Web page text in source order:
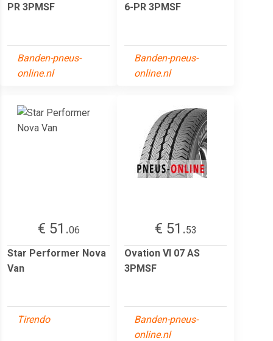
PR 3PMSF
Banden-pneus-
online.nl
6-PR 3PMSF
Banden-pneus-
online.nl
€ 51.06
Star Performer Nova
Van
Tirendo
€ 51.53
Ovation VI 07 AS
3PMSF
Banden-pneus-
online.nl